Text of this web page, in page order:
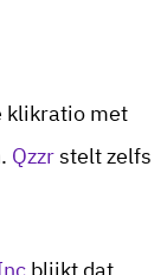
klikratio met
Qzzrstelt zelfs